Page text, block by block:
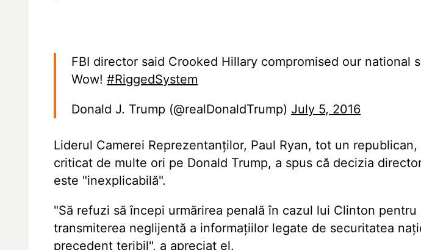
FBI director said Crooked Hillary compromised our national
Wow!#RiggedSystem
Donald J. Trump (@realDonaldTrump) July 5, 2016
Liderul Camerei Reprezentanților, Paul Ryan, tot un
criticat de multe ori pe Donald Trump, a spus că decizia
este "inexplicabilă".
"Să refuzi să începi urmărirea penală în cazul lui Clinton pentru
transmiterea neglijentă a informațiilor legate de securitatea
precedent teribil", a apreciat el.